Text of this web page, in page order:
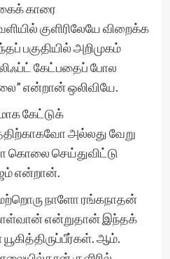
காரை
குளிரிலேயே விறைக்க
பகுதியில் அறிமுகம்
கேட்பதைப் போல
என்றான் ஒலிவியே.
கேட்டுக்
அல்லது வேறு
கொலை செய்துவிட்டு
என்றான்.
நாளோ ரங்கநாதன்
என்றுதான் இந்தக்
ஆம்.